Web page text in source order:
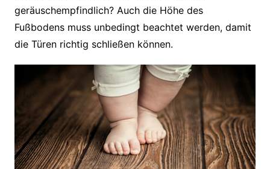
geräuschempfindlich? Auch die Höhe des
Fußbodens muss unbedingt beachtet werden, damit
die Türen richtig schließen können.